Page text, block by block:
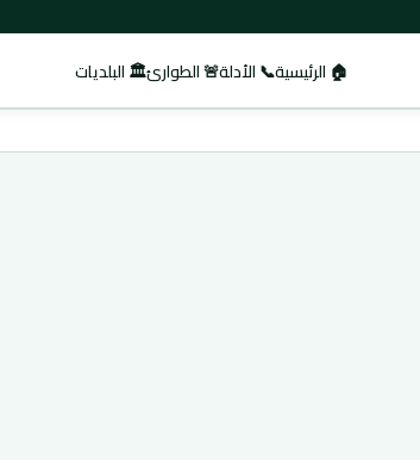
🏠 الرئيسية📞 الأدلة🚨 الطوارئ🏛️ البلديات